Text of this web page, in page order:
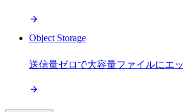
Object Storage
送信量ゼロで大容量ファイルにエ